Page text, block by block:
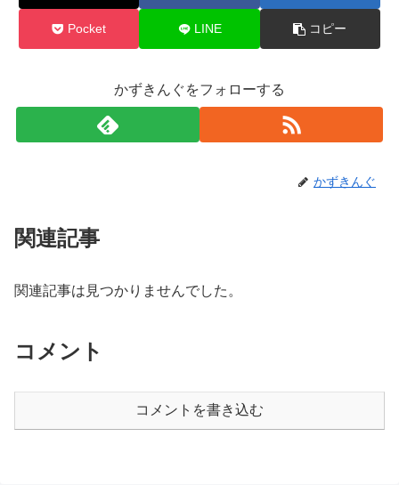
Pocket LINE コピー
かずきんぐをフォローする
かずきんぐ
関連記事
関連記事は見つかりませんでした。
コメント
コメントを書き込む